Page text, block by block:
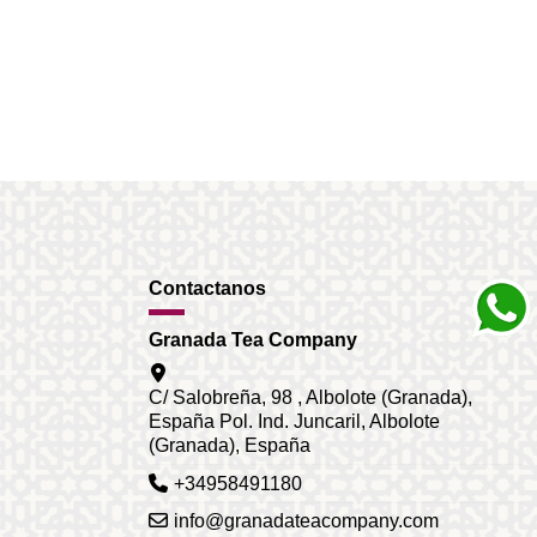
Contactanos
Granada Tea Company
C/ Salobreña, 98 , Albolote (Granada),
España Pol. Ind. Juncaril, Albolote
(Granada), España
+34958491180
info@granadateacompany.com